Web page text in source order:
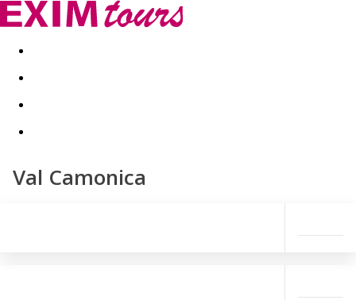
Akční nabídky Last minute
Val Camonica